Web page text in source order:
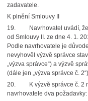
zadavatele.
K plnění Smlouvy II
19.
Navrhovatel uvádí,
od Smlouvy II. ze dne 4. 1.
Podle navrhovatele je
nevyhověl výzvě správce
„výzva správce“) a výzvě
(dále jen „výzva správce č.
20.
K výzvě správce č.
navrhovatele dva požadavky: